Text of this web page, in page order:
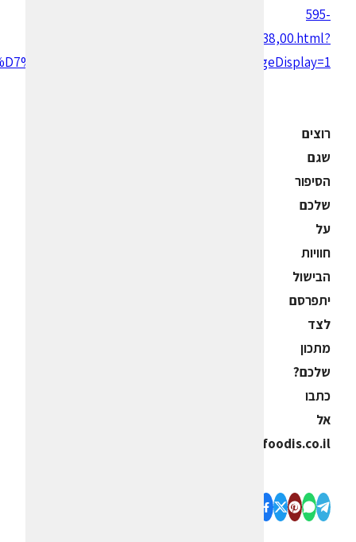
595-
238,00.html?
רוצים
שגם
הסיפור
שלכם
על
חוויות
הבישול
יתפרסם
לצד
מתכון
שלכם?
כתבו
אל
editor@foodis.co.il